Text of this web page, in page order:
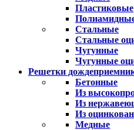
Пластиковые
Стальные
Стальные
Чугунные
Чугунные
Решетки
Бетонные
Из
Из
Из
Медные